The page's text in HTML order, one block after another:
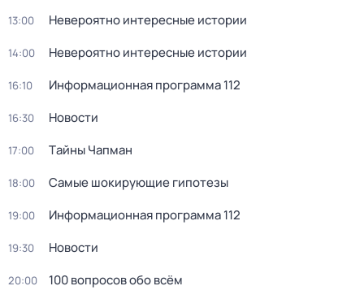
13:00 Невероятно интересные истории
14:00 Невероятно интересные истории
16:10 Информационная программа 112
16:30 Новости
17:00 Тaйны Чапман
18:00 Самые шoкиpующие гипотезы
19:00 Информационная программа 112
19:30 Новости
20:00 100 вопросов обо всём